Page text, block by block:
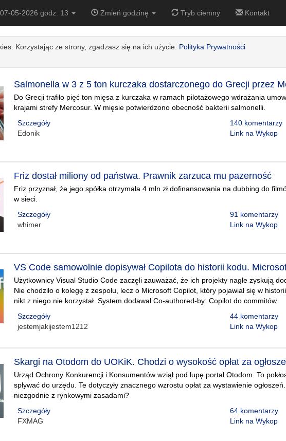
07-05-2026 godz. 13 Zmień godzinę Tryb ciemny Kontakt
Korzystając ze strony, zgadzasz się na ich użycie. Polityka Prywatności
Salmonella w 3 z 5 ton kurczaka dostarczonego do Grecji przez
Do Grecji trafiło pięć ton mięsa z kurczaka w ramach pilotażowego wdrażania
krajami strefy Mercosur. W mięsie potwierdzono obecność bakterii salmonelli.
Szczegóły
Edonik
140 komentarzy
Link na Wykop
Friz dostał miliony od państwa. Prawnik zarzuca mu pazerność
Friz przyznał, że jego spółka otrzymała 4 mln zł dofinansowania na dubbing do
w sieci.
Szczegóły
whimer
91 komentarzy
Link na Wykop
VS Code samowolnie dopisywał Copilota do historii kodu.
Użytkownicy Visual Studio Code zaczęli zauważać, że ich projekty nagle zyskują
Nie chodziło o kolegę z zespołu, lecz o Microsoft Copilot, który pojawiał się w
nikt z niego nie korzystał. System dodawał Co-authored-by: Copilot do commitów
Szczegóły
jestemjakijestem1212
44 komentarzy
Link na Wykop
Skargi na Otodom do UOKiK. Chodzi o wysokość opłat za
Urząd Ochrony Konkurencji i Konsumentów wziął pod lupę portal Otodom. To
spływać do urzędu. Te dotyczyły znacznego wzrostu opłat za wystawienie
niezgodnie z rynkowymi zasadami?
Szczegóły
FXMAG
64 komentarzy
Link na Wykop